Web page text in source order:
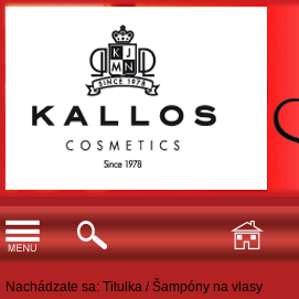
Nachádzate sa: Titulka /Šampóny na vlasy